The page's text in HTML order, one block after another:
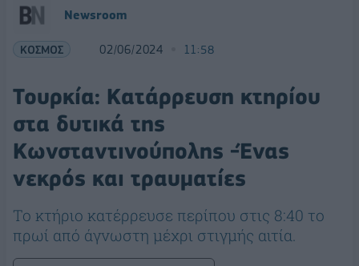
Newsroom
ΚΟΣΜΟΣ 02/06/2024 11:58
Τουρκία: Κατάρρευση κτηρίου
στα δυτικά της
Κωνσταντινούπολης -Ένας
νεκρός και τραυματίες
Το κτήριο κατέρρευσε περίπου στις 8:40 το
πρωί από άγνωστη μέχρι στιγμής αιτία.